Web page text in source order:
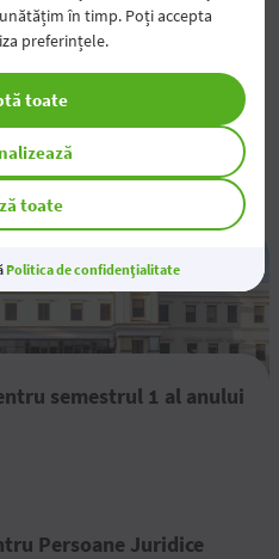
semestrul 1 al anului
Persoane Juridice
în timp. Poți accepta
preferințele.
toate
toate
Politica de confidențialitate